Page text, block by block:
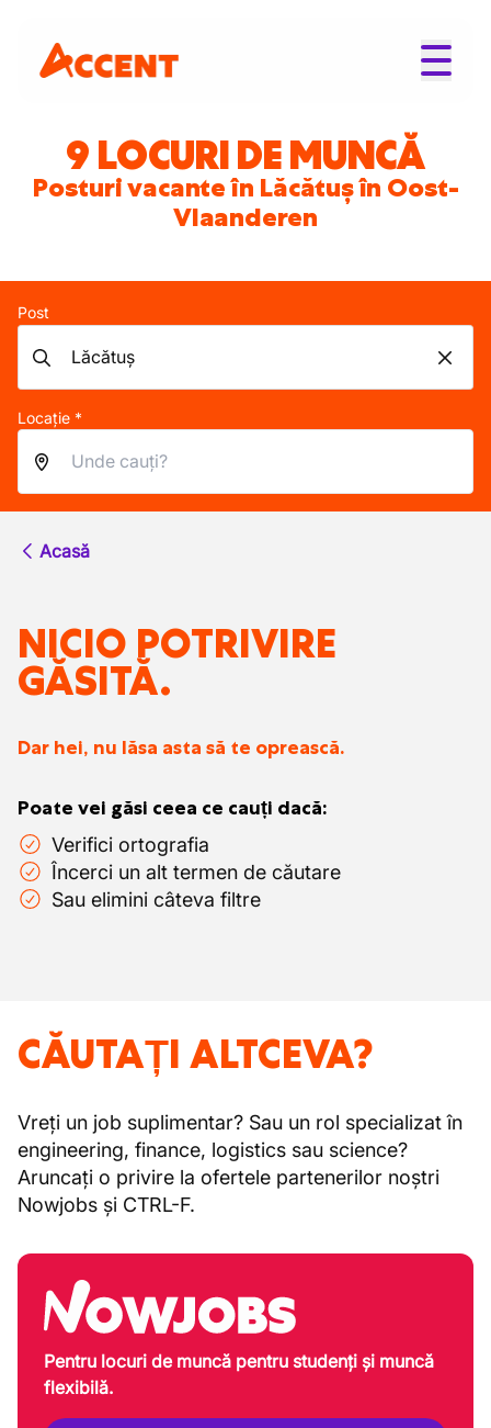
9 LOCURI DE MUNCĂ
Posturi vacante în Lăcătuș în Oost-
Vlaanderen
Post
Locație *
Acasă
NICIO POTRIVIRE
GĂSITĂ.
Dar hei, nu lăsa asta să te oprească.
Poate vei găsi ceea ce cauți dacă:
Verifici ortografia
Încerci un alt termen de căutare
Sau elimini câteva filtre
CĂUTAȚI ALTCEVA?
Vreți un job suplimentar? Sau un rol specializat în
engineering, finance, logistics sau science?
Aruncați o privire la ofertele partenerilor noștri
Nowjobs și CTRL-F.
Pentru locuri de muncă pentru studenți și muncă
flexibilă.